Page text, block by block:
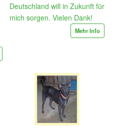
Deutschland will in Zukunft für
mich sorgen. Vielen Dank!
Mehr Info